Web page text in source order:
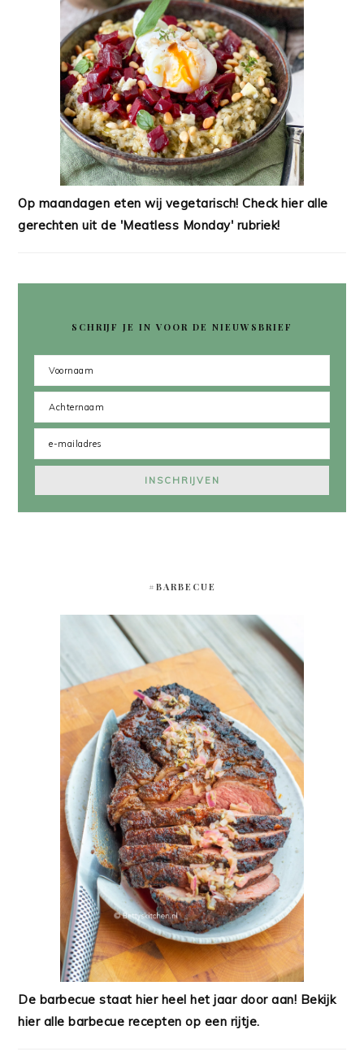
Op maandagen eten wij vegetarisch! Check hier alle
gerechten uit de 'Meatless Monday' rubriek!
SCHRIJF JE IN VOOR DE NIEUWSBRIEF
#BARBECUE
De barbecue staat hier heel het jaar door aan! Bekijk
hier alle barbecue recepten op een rijtje.